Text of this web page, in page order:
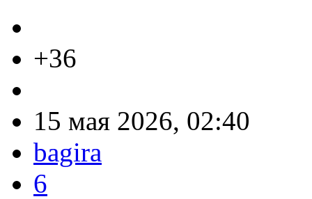
+36
15 мая 2026, 02:40
bagira
6